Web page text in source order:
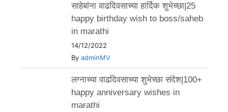
साहेबांना वाढदिवसाच्या हार्दिक शुभेच्छा|25
happy birthday wish to boss/saheb
in marathi
14/12/2022
By adminMV
लग्नाच्या वाढदिवसाच्या शुभेच्छा संदेश|100+
happy anniversary wishes in
marathi